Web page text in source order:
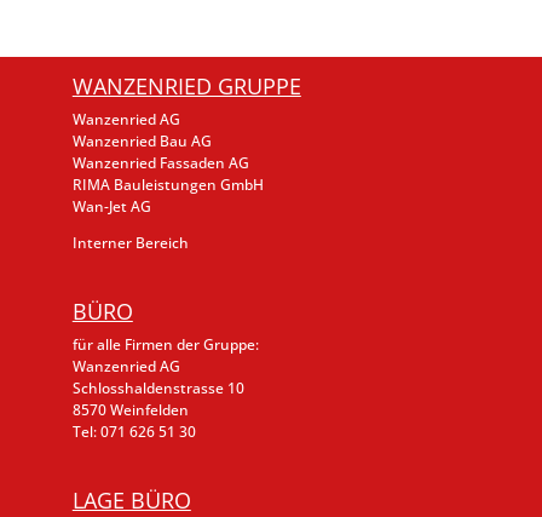
WANZENRIED GRUPPE
Wanzenried AG
Wanzenried Bau AG
Wanzenried Fassaden AG
RIMA Bauleistungen GmbH
Wan-Jet AG
Interner Bereich
BÜRO
für alle Firmen der Gruppe:
Wanzenried AG
Schlosshaldenstrasse 10
8570 Weinfelden
Tel: 071 626 51 30
LAGE BÜRO